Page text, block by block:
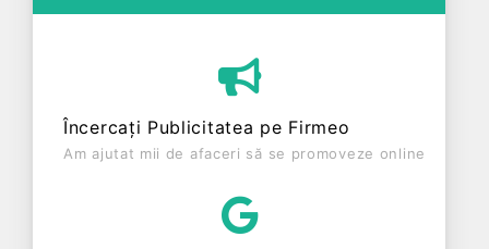
Încercați Publicitatea pe Firmeo
Am ajutat mii de afaceri să se promoveze online